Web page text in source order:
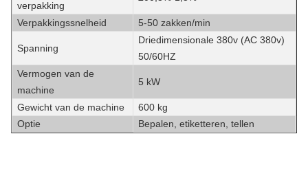
verpakking
Verpakkingssnelheid 5-50 zakken/min
Spanning
Driedimensionale 380v (AC 380v)
50/60HZ
Vermogen van de
machine
5 kW
Gewicht van de machine
600 kg
Optie
Bepalen, etiketteren, tellen